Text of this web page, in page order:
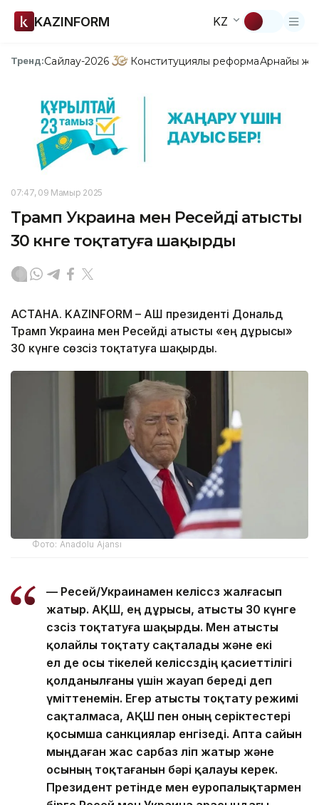
KAZINFORM KZ
Тренд:Сайлау-2026 Конституциялық реформаАрнайы
07:47, 09 Мамыр 2025
Трамп Украина мен Ресейді атысты
30 күнге тоқтатуға шақырды
АСТАНА. KAZINFORM – АҚШ президенті Дональд
Трамп Украина мен Ресейді атысты «ең дұрысы»
30 күнге сөзсіз тоқтатуға шақырды.
Фото: Anadolu Ajansı
— Ресей/Украинамен келіссөз жалғасып
жатыр. АҚШ, ең дұрысы, атысты 30 күнге
сөзсіз тоқтатуға шақырды. Мен атысты
қолайлы тоқтату сақталады және екі
ел де осы тікелей келіссөздің қасиеттілігі
қолданылғаны үшін жауап береді деп
үміттенемін. Егер атысты тоқтату режимі
сақталмаса, АҚШ пен оның серіктестері
қосымша санкциялар енгізеді. Апта сайын
мыңдаған жас сарбаз өліп жатыр және
осының тоқтағанын бәрі қалауы керек.
Президент ретінде мен еуропалықтармен